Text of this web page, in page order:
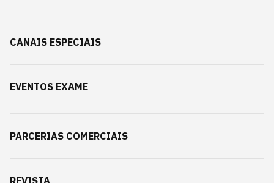
CANAIS ESPECIAIS
EVENTOS EXAME
PARCERIAS COMERCIAIS